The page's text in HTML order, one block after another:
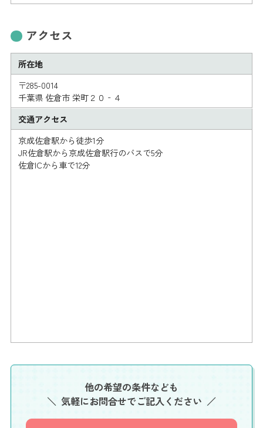
アクセス
所在地
〒285-0014
千葉県 佐倉市 栄町２０‐４
交通アクセス
京成佐倉駅から徒歩1分
JR佐倉駅から京成佐倉駅行のバスで5分
佐倉ICから車で12分
他の希望の条件なども
気軽にお問合せでご記入ください